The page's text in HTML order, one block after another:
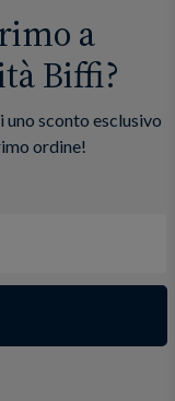
a
Biffi?
sconto esclusivo
ordine!